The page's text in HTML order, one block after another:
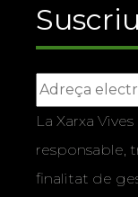
La Xarxa
responsable,
finalitat de